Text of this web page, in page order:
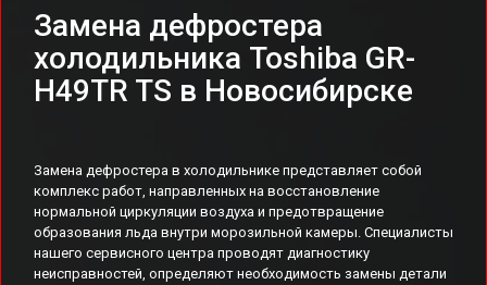
Замена дефростера
холодильника Toshiba GR-
H49TR TS в Новосибирске
Замена дефростера в холодильнике представляет собой
комплекс работ, направленных на восстановление
нормальной циркуляции воздуха и предотвращение
образования льда внутри морозильной камеры. Специалисты
нашего сервисного центра проводят диагностику
неисправностей, определяют необходимость замены детали